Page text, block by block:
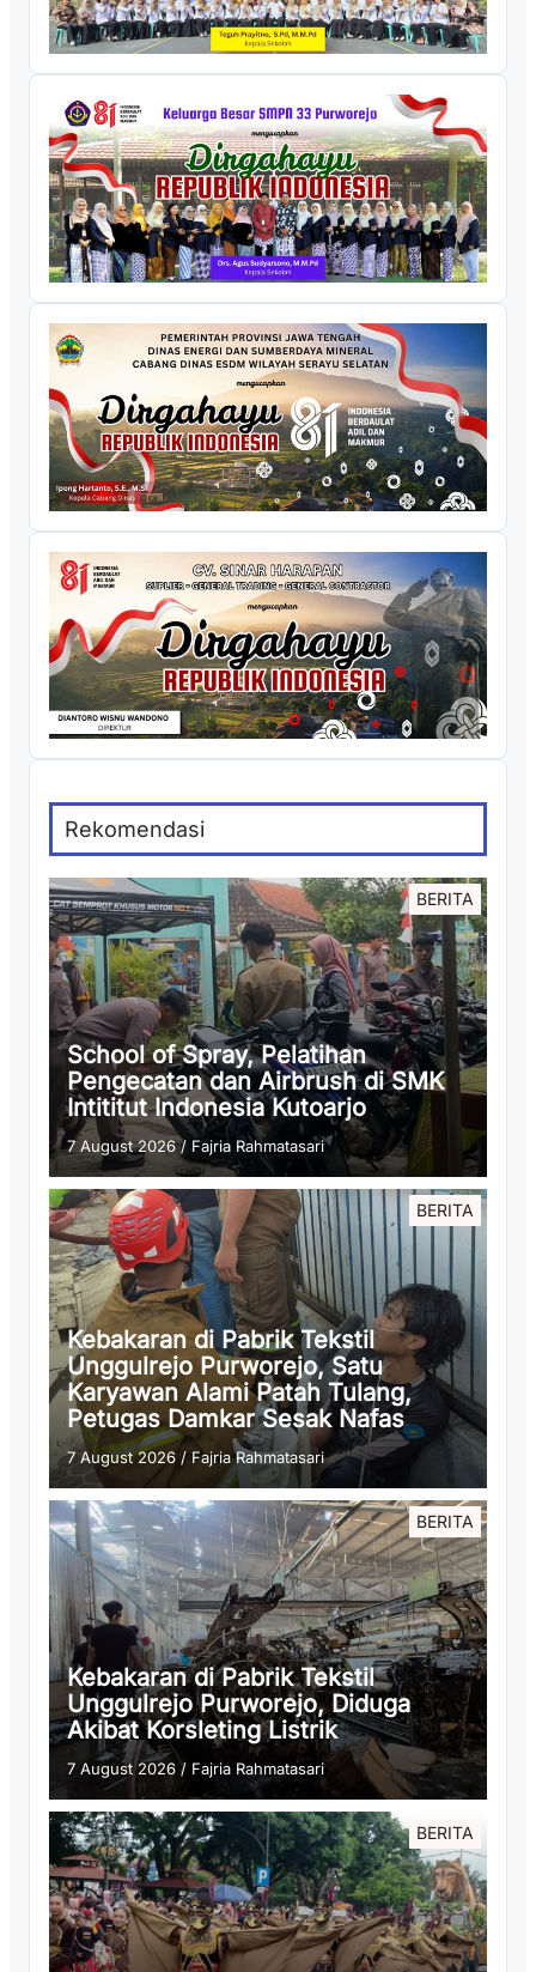
Rekomendasi
BERITA
School of Spray, Pelatihan
Pengecatan dan Airbrush di SMK
Intititut Indonesia Kutoarjo
7 August 2026/ Fajria Rahmatasari
BERITA
Kebakaran di Pabrik Tekstil
Unggulrejo Purworejo, Satu
Karyawan Alami Patah Tulang,
Petugas Damkar Sesak Nafas
7 August 2026 /Fajria Rahmatasari
BERITA
Kebakaran di Pabrik Tekstil
Unggulrejo Purworejo, Diduga
Akibat Korsleting Listrik
7 August 2026/ Fajria Rahmatasari
BERITA